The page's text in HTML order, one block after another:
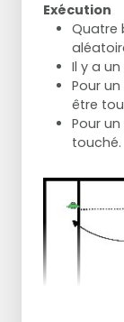
Exécution
Quatre
Il y a
Pour
être
Pour
touché.